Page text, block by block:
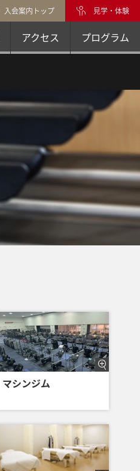
アクセス プログラム
入会案内トップ 見学・体験
マシンジム